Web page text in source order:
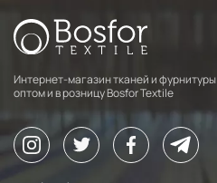
Интернет-магазин тканей и фурнитуры
оптом и в розницу Bosfor Textile